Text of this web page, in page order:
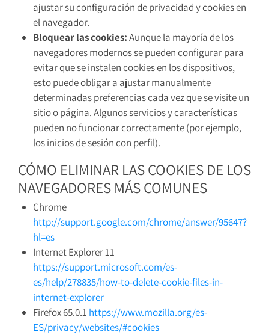
ajustar su configuración de privacidad y cookies en
el navegador.
Bloquear las cookies:Aunque la mayoría de los
navegadores modernos se pueden configurar para
evitar que se instalen cookies en los dispositivos,
esto puede obligar a ajustar manualmente
determinadas preferencias cada vez que se visite un
sitio o página. Algunos servicios y características
pueden no funcionar correctamente (por ejemplo,
los inicios de sesión con perfil).
CÓMO ELIMINAR LAS COOKIES DE LOS
NAVEGADORES MÁS COMUNES
Chrome
http://support.google.com/chrome/answer/95647?
hl=es
Internet Explorer 11
https://support.microsoft.com/es-
es/help/278835/how-to-delete-cookie-files-in-
internet-explorer
Firefox 65.0.1 https://www.mozilla.org/es-
ES/privacy/websites/#cookies